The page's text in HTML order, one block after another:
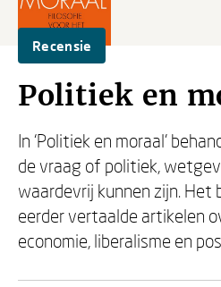
Recensie
Politiek en
In ‘Politiek en moraal’
de vraag of politiek,
waardevrij kunnen zijn. Het
eerder vertaalde artikelen
economie, liberalisme en